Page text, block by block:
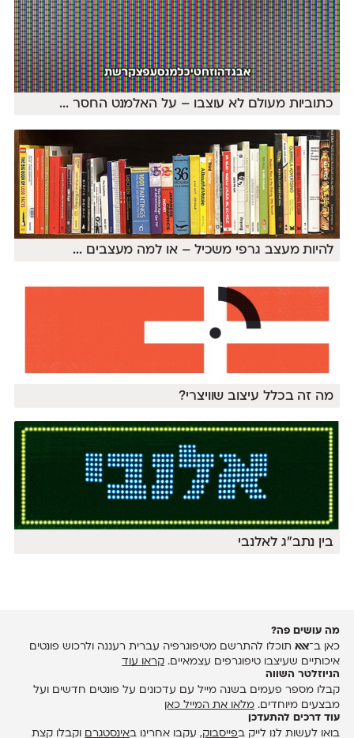
כתוביות מעולם לא עוצבו – על האלמנט החסר...
להיות מעצב גרפי משכיל – או למה מעצבים ...
מה זה בכלל עיצוב שוויצרי?
בין נתב"ג לאלנבי
מה עושים פה?
כאן ב־אאאתוכלו להתרשם מטיפוגרפיה עברית רעננה ולרכוש פונטים
איכותיים שעיצבו טיפוגרפים עצמאיים. קראו עוד
הניוזלטר השווה
קבלו מספר פעמים בשנה מייל עם עדכונים על פונטים חדשים ועל
מבצעים מיוחדים. מלאו את המייל כאן
עוד דרכים להתעדכן
בואו לעשות לנו לייק בפייסבוק, עקבו אחרינו באינסטגרם וקבלו קצת